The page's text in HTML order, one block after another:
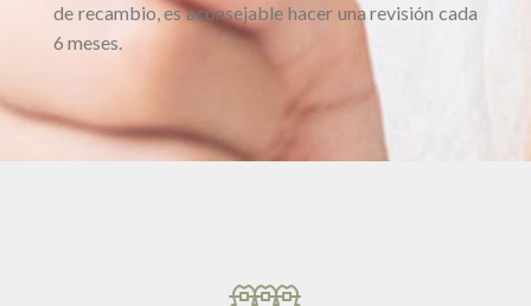
de recambio, es aconsejable hacer una revisión cada
6 meses.